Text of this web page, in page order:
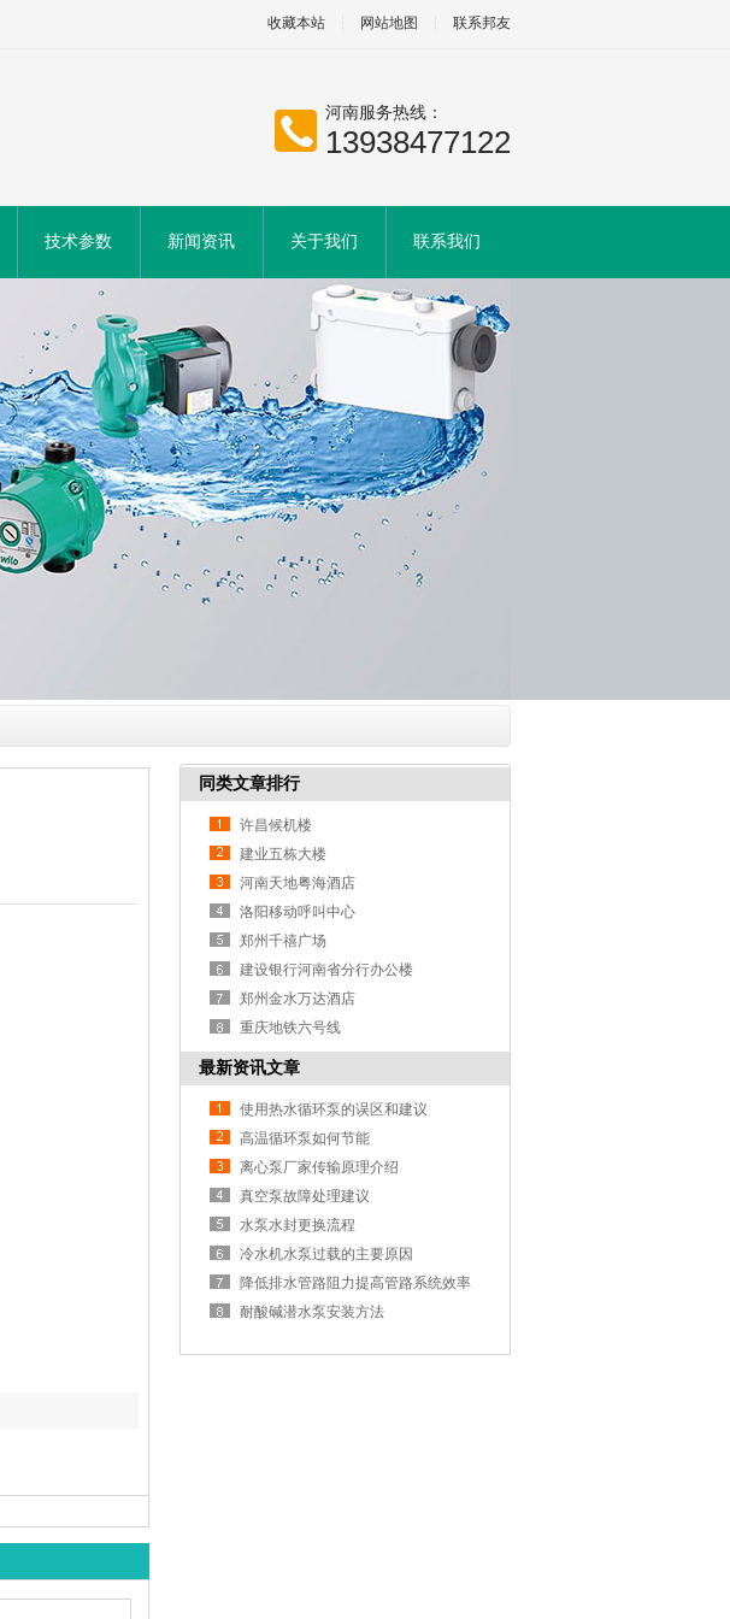
收藏本站 网站地图 联系邦友
河南服务热线：
13938477122
技术参数 新闻资讯 关于我们 联系我们
同类文章排行
许昌候机楼
建业五栋大楼
河南天地粤海酒店
洛阳移动呼叫中心
郑州千禧广场
建设银行河南省分行办公楼
郑州金水万达酒店
重庆地铁六号线
最新资讯文章
使用热水循环泵的误区和建议
高温循环泵如何节能
离心泵厂家传输原理介绍
真空泵故障处理建议
水泵水封更换流程
冷水机水泵过载的主要原因
降低排水管路阻力提高管路系统效率
耐酸碱潜水泵安装方法